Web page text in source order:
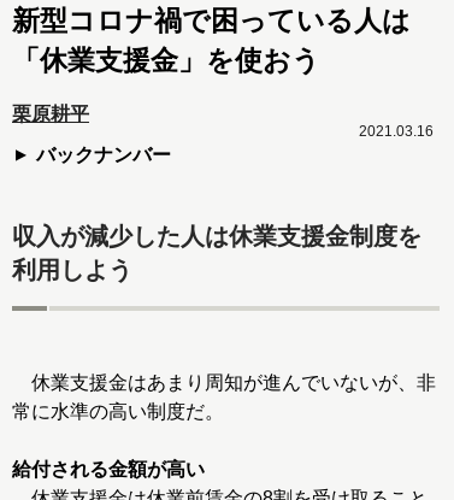
新型コロナ禍で困っている人は
「休業支援金」を使おう
栗原耕平
バックナンバー
2021.03.16
収入が減少した人は休業支援金制度を
利用しよう
休業支援金はあまり周知が進んでいないが、非
常に水準の高い制度だ。
給付される金額が高い